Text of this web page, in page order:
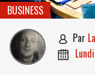
BUSINESS
 par
